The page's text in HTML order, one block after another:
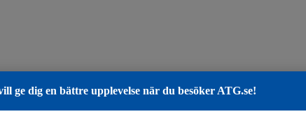
ge dig en bättre upplevelse när du besöker ATG.se!